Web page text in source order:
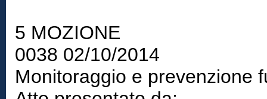
5 MOZIONE
0038 02/10/2014
Monitoraggio e prevenzione